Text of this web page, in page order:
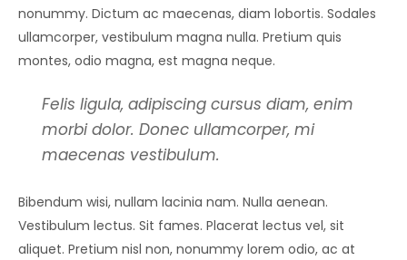
nonummy. Dictum ac maecenas, diam lobortis. Sodales
ullamcorper, vestibulum magna nulla. Pretium quis
montes, odio magna, est magna neque.
Felis ligula, adipiscing cursus diam, enim
morbi dolor. Donec ullamcorper, mi
maecenas vestibulum.
Bibendum wisi, nullam lacinia nam. Nulla aenean.
Vestibulum lectus. Sit fames. Placerat lectus vel, sit
aliquet. Pretium nisl non, nonummy lorem odio, ac at